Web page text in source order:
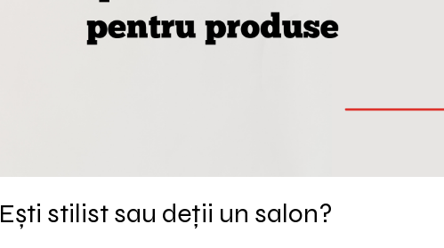
Ești stilist sau deții un salon?